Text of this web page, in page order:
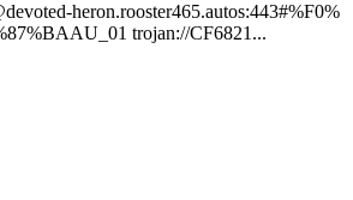
heron.rooster465.autos:443#%F0%
trojan://CF6821...